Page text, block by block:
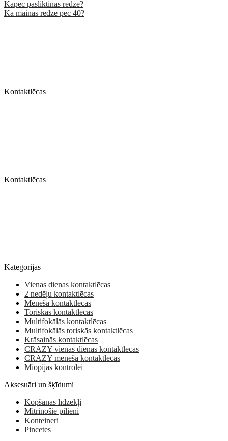
Kāpēc pasliktinās redze?
Kā mainās redze pēc 40?
Kontaktlēcas
Kontaktlēcas
Kategorijas
Vienas dienas kontaktlēcas
2 nedēļu kontaktlēcas
Mēneša kontaktlēcas
Toriskās kontaktlēcas
Multifokālās kontaktlēcas
Multifokālās toriskās kontaktlēcas
Krāsainās kontaktlēcas
CRAZY vienas dienas kontaktlēcas
CRAZY mēneša kontaktlēcas
Miopijas kontrolei
Aksesuāri un šķīdumi
Kopšanas līdzekļi
Mitrinošie pilieni
Konteineri
Pincetes